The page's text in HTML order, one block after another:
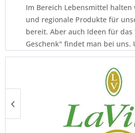
Im Bereich Lebensmittel
und regionale Produkte für
bereit. Aber auch Ideen für das
Geschenk" findet man bei uns.
Individualität für jeden
gern mit Rat und Tat zur Seite
Einmal im Jahr sind wir für
Fachhandelsmesse BIO-Ost.
tratitionell auf dem Leipziger